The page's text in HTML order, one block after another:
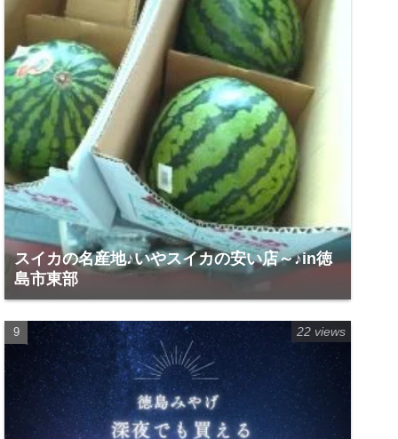
スイカの名産地♪いやスイカの安い店～♪in徳
島市東部
22 views